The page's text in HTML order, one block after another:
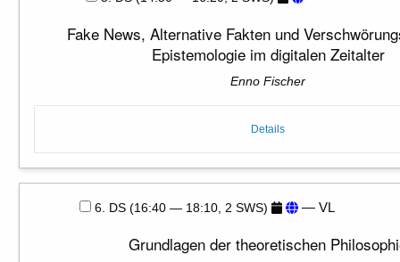
Fake News, Alternative Fakten und
Epistemologie im digitalen Zeitalter
Enno Fischer
Details
6. DS (16:40 — 18:10, 2 SWS) — VL
Grundlagen der theoretischen